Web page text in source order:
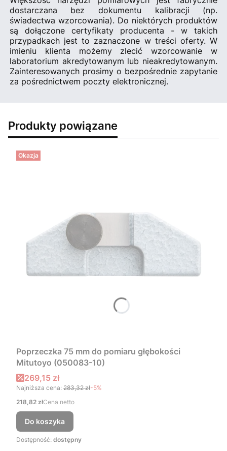
dostarczana bez dokumentu kalibracji (np.
świadectwa wzorcowania). Do niektórych produktów
są dołączone certyfikaty producenta - w takich
przypadkach jest to zaznaczone w treści oferty. W
imieniu klienta możemy zlecić wzorcowanie w
laboratorium akredytowanym lub nieakredytowanym.
Zainteresowanych prosimy o bezpośrednie zapytanie
za pośrednictwem poczty elektronicznej.
Produkty powiązane
Okazja
Poprzeczka 75 mm do pomiaru głębokości
Mitutoyo (050083-10)
Cena promocyjna
269,15 zł
Najniższa cena: 283,32 zł-5%
Cena
218,82 złCena netto
Do koszyka
Dostępność: dostępny